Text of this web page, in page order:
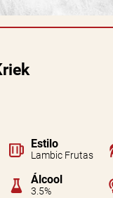
Estilo
Lambic Frutas
Álcool
3.5%